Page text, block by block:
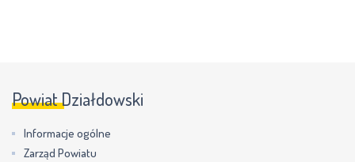
Powiat Działdowski
Informacje ogólne
Zarząd Powiatu